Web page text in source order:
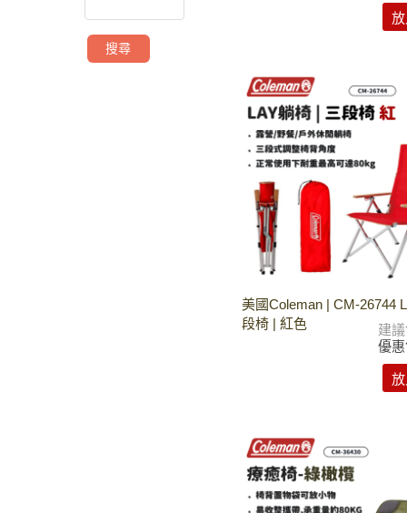
美國Coleman | CM-26744
段椅 | 紅色
建
優